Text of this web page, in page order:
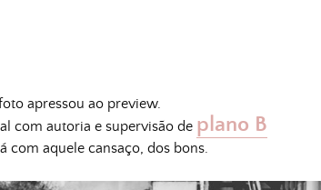
apressou ao preview.
com autoria e supervisão de plano B
com aquele cansaço, dos bons.